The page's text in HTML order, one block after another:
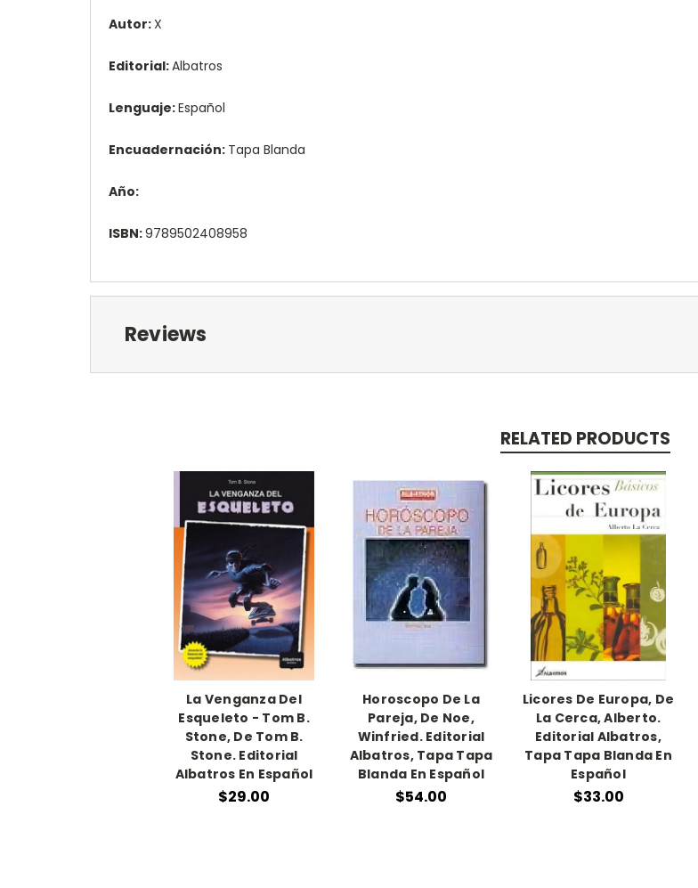
Autor:X
Editorial:Albatros
Lenguaje:Español
Encuadernación: Tapa Blanda
Año:
ISBN:9789502408958
Reviews
RELATED PRODUCTS
La Venganza Del
Esqueleto - Tom B.
Stone, De Tom B.
Stone. Editorial
Albatros En Español
$29.00
Horoscopo De La
Pareja, De Noe,
Winfried. Editorial
Albatros, Tapa Tapa
Blanda En Español
$54.00
Licores De Europa, De
La Cerca, Alberto.
Editorial Albatros,
Tapa Tapa Blanda En
Español
$33.00